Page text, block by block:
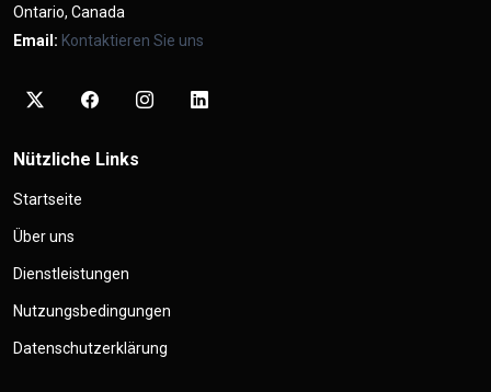
Ontario, Canada
Email: Kontaktieren Sie uns
Nützliche Links
Startseite
Über uns
Dienstleistungen
Nutzungsbedingungen
Datenschutzerklärung